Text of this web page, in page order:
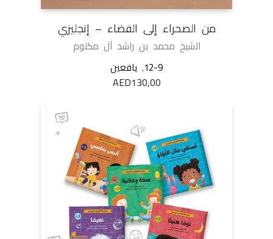
من الصحراء إلى الفضاء – إنجليزي
الشيخ محمد بن راشد آل مكتوم
12-9
, يافعين
AED130,00